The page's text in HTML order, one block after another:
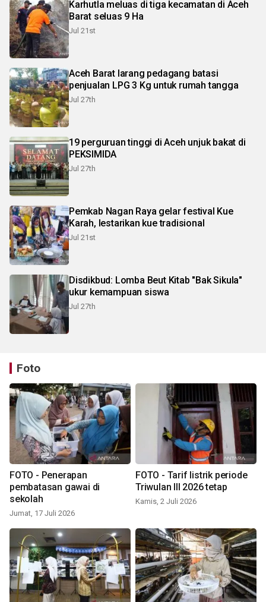
Karhutla meluas di tiga kecamatan di Aceh
Barat seluas 9 Ha
Jul 21st
Aceh Barat larang pedagang batasi
penjualan LPG 3 Kg untuk rumah tangga
Jul 27th
19 perguruan tinggi di Aceh unjuk bakat di
PEKSIMIDA
Jul 27th
Pemkab Nagan Raya gelar festival Kue
Karah, lestarikan kue tradisional
Jul 21st
Disdikbud: Lomba Beut Kitab "Bak Sikula"
ukur kemampuan siswa
Jul 27th
Foto
FOTO - Penerapan
pembatasan gawai di
sekolah
Jumat, 17 Juli 2026
FOTO - Tarif listrik periode
Triwulan III 2026 tetap
Kamis, 2 Juli 2026